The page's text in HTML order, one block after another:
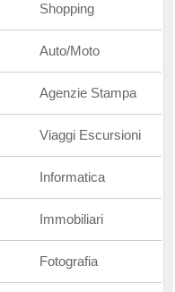
Shopping
Auto/Moto
Agenzie Stampa
Viaggi Escursioni
Informatica
Immobiliari
Fotografia